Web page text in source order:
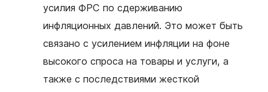
усилия ФРС по сдерживанию
инфляционных давлений. Это может быть
связано с усилением инфляции на фоне
высокого спроса на товары и услуги, а
также с последствиями жесткой